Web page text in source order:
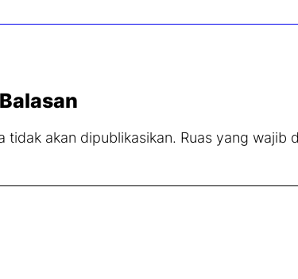
tidak akan dipublikasikan. Ruas yang wajib